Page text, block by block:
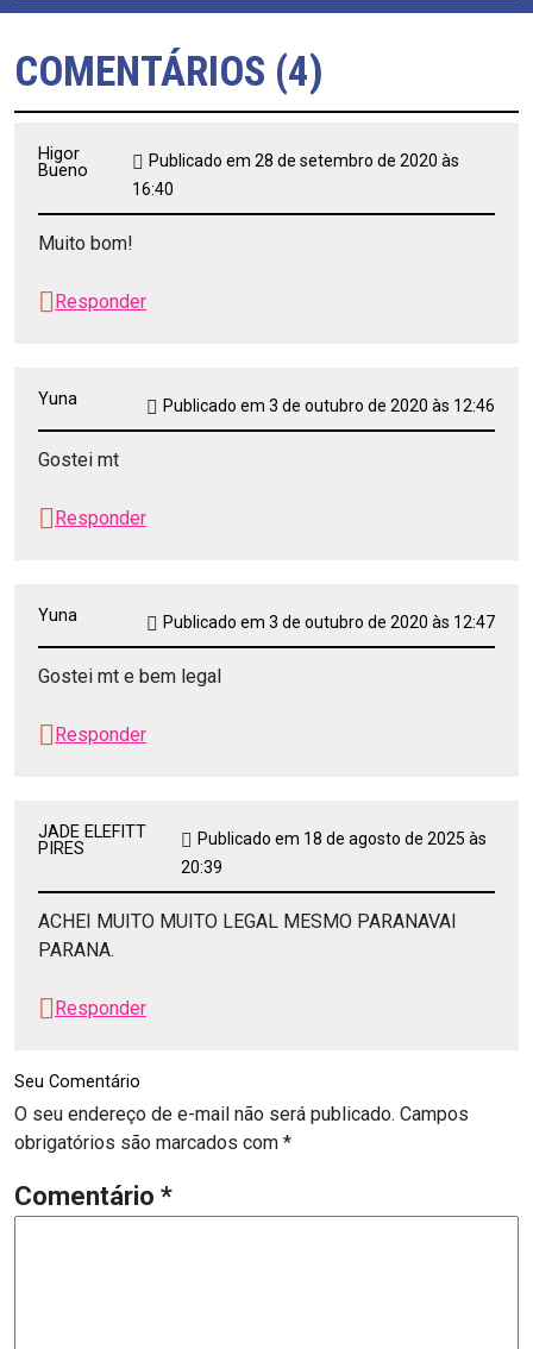
COMENTÁRIOS (4)
Higor
Bueno
Publicado em 28 de setembro de 2020 às
16:40
Muito bom!
Responder
Yuna Publicado em 3 de outubro de 2020 às 12:46
Gostei mt
Responder
Yuna Publicado em 3 de outubro de 2020 às 12:47
Gostei mt e bem legal
Responder
JADE ELEFITT
PIRES
Publicado em 18 de agosto de 2025 às
20:39
ACHEI MUITO MUITO LEGAL MESMO PARANAVAI
PARANA.
Responder
Seu Comentário
O seu endereço de e-mail não será publicado. Campos
obrigatórios são marcados com *
Comentário *